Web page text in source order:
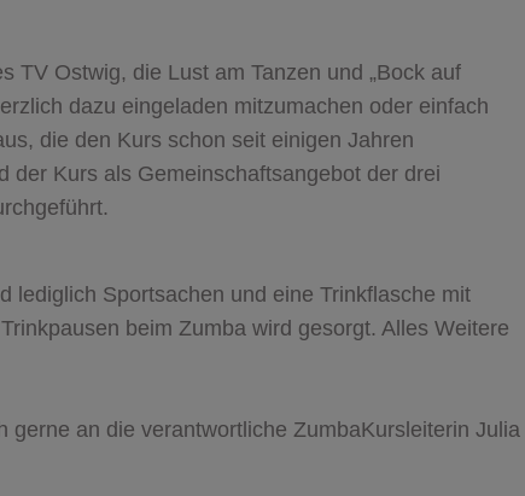
TV Ostwig, die Lust am Tanzen und „Bock auf
dazu eingeladen mitzumachen oder einfach
die den Kurs schon seit einigen Jahren
der Kurs als Gemeinschaftsangebot der drei
lediglich Sportsachen und eine Trinkflasche mit
beim Zumba wird gesorgt. Alles Weitere
an die verantwortliche ZumbaKursleiterin Julia